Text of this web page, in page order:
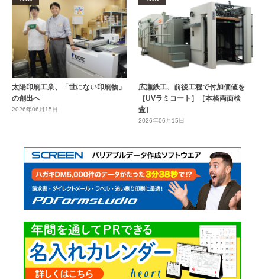
太陽印刷工業、「世にない印刷物」
の創出へ
2026年06月15日
広瀬鉄工、前後工程で付加価値を
［UVラミコート］［本格両面検
査］
2026年06月15日